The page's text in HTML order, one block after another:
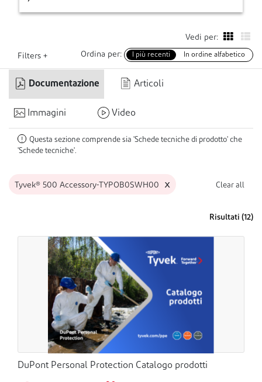
Filters +
Vedi per:
Ordina per:
I più recenti In ordine alfabetico
Documentazione Articoli
Immagini Video
!
Questa sezione comprende sia 'Schede tecniche di prodotto' che
'Schede tecniche'.
Tyvek® 500 Accessory-TYPOB0SWH00 x Clear all
Risultati (12)
DuPont Personal Protection Catalogo prodotti